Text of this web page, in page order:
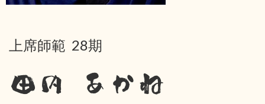
上席師範 28期
田内 あかね